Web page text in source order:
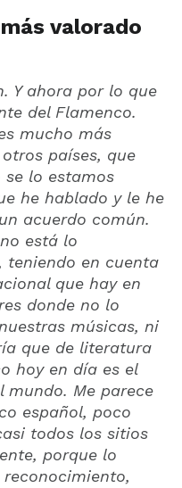
valorado
Y ahora por lo que
del Flamenco.
mucho más
países, que
lo estamos
he hablado y le he
acuerdo común.
está lo
teniendo en cuenta
que hay en
donde no lo
músicas, ni
que de literatura
hoy en día es el
mundo. Me parece
español, poco
todos los sitios
porque lo